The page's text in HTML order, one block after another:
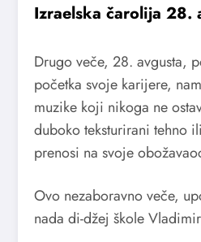
Izraelska čarolija 28.
Drugo veče, 28. avgusta,
početka svoje karijere,
muzike koji nikoga ne
duboko teksturirani tehno
prenosi na svoje
Ovo nezaboravno veče,
nada di-džej škole